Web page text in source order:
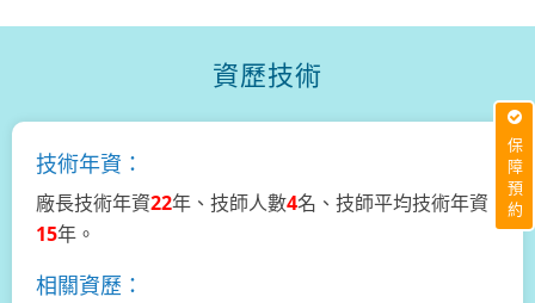
保障預約
資歷技術
技術年資：
廠長技術年資22年、技師人數4名、技師平均技術年資
15年。
相關資歷：